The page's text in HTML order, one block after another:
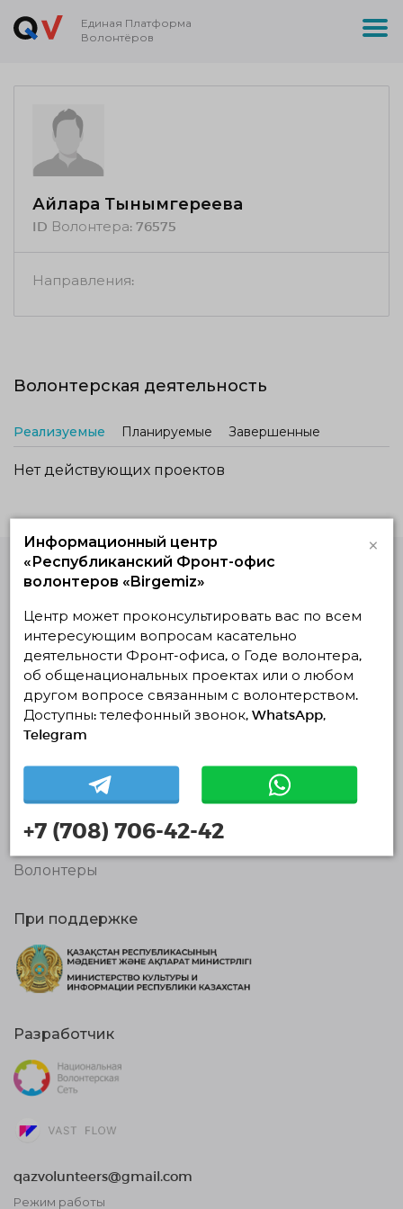
Единая Платформа
Волонтёров
Айлара Тынымгереева
ID Волонтера: 76575
Направления:
Волонтерская деятельность
Реализуемые Планируемые Завершенные
Нет действующих проектов
Единая Платформа
© Единая Платформа Волонтёров 2018-2026
Навигация
Контакты
О нас
Проекты
Отчеты
Организации
Новости
Волонтеры
При поддержке
Разработчик
qazvolunteers@gmail.com
Режим работы
Информационный центр
«Республиканский Фронт-офис
волонтеров «Birgemiz»
×
Центр может проконсультировать вас по всем
интересующим вопросам касательно
деятельности Фронт-офиса, о Годе волонтера,
об общенациональных проектах или о любом
другом вопросе связанным с волонтерством.
Доступны: телефонный звонок, WhatsApp,
Telegram
+7 (708) 706-42-42